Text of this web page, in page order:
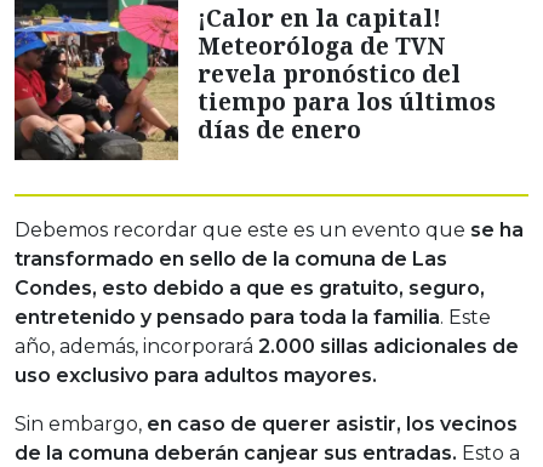
¡Calor en la capital!
Meteoróloga de TVN
revela pronóstico del
tiempo para los últimos
días de enero
Debemos recordar que este es un evento que se ha
transformado en sello de la comuna de Las
Condes, esto debido a que es gratuito, seguro,
entretenido y pensado para toda la familia. Este
año, además, incorporará 2.000 sillas adicionales de
uso exclusivo para adultos mayores.
Sin embargo, en caso de querer asistir, los vecinos
de la comuna deberán canjear sus entradas. Esto a